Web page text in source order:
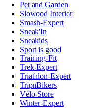
Pet and Garden
Slowood Interior
Smash-Expert
Sneak'In
Sneakids
Sport is good
Training-Fit
Trek-Expert
Triathlon-Expert
TripnBikers
Vélo-Store
Winter-Expert